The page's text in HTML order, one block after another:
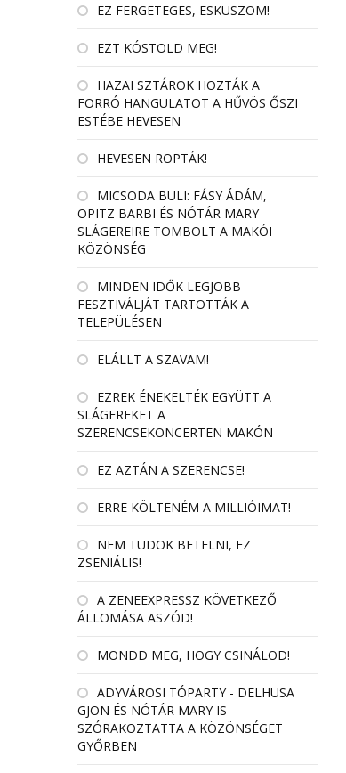
EZ FERGETEGES, ESKÜSZÖM!
EZT KÓSTOLD MEG!
HAZAI SZTÁROK HOZTÁK A
FORRÓ HANGULATOT A HŰVÖS ŐSZI
ESTÉBE HEVESEN
HEVESEN ROPTÁK!
MICSODA BULI: FÁSY ÁDÁM,
OPITZ BARBI ÉS NÓTÁR MARY
SLÁGEREIRE TOMBOLT A MAKÓI
KÖZÖNSÉG
MINDEN IDŐK LEGJOBB
FESZTIVÁLJÁT TARTOTTÁK A
TELEPÜLÉSEN
ELÁLLT A SZAVAM!
EZREK ÉNEKELTÉK EGYÜTT A
SLÁGEREKET A
SZERENCSEKONCERTEN MAKÓN
EZ AZTÁN A SZERENCSE!
ERRE KÖLTENÉM A MILLIÓIMAT!
NEM TUDOK BETELNI, EZ
ZSENIÁLIS!
A ZENEEXPRESSZ KÖVETKEZŐ
ÁLLOMÁSA ASZÓD!
MONDD MEG, HOGY CSINÁLOD!
ADYVÁROSI TÓPARTY - DELHUSA
GJON ÉS NÓTÁR MARY IS
SZÓRAKOZTATTA A KÖZÖNSÉGET
GYŐRBEN